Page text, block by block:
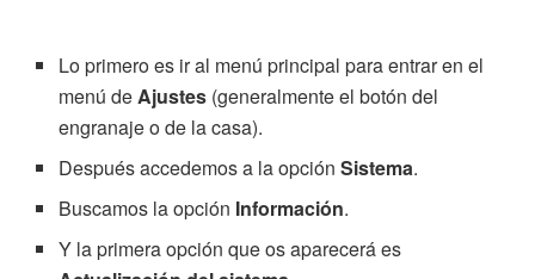
Lo primero es ir al menú principal para entrar en el
menú deAjustes (generalmente el botón del
engranaje o de la casa).
Después accedemos a la opciónSistema.
Buscamos la opción Información.
Y la primera opción que os aparecerá es